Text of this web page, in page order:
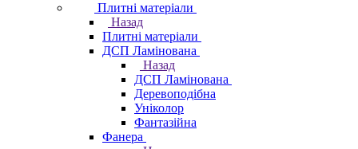
Плитні матеріали
Назад
Плитні матеріали
ДСП Ламінована
Назад
ДСП Ламінована
Деревоподібна
Уніколор
Фантазійна
Фанера